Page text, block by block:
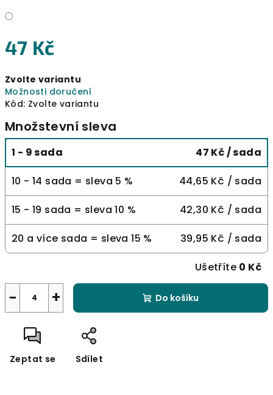
47 Kč
cena:
Zvolte variantu
Možnosti doručení
Kód: Zvolte variantu
Množstevní sleva
1 - 9 sada 47 Kč/ sada
10 - 14 sada = sleva 5 % 44,65 Kč / sada
15 - 19 sada = sleva 10 % 42,30 Kč / sada
20 a více sada = sleva 15 % 39,95 Kč / sada
Ušetříte 0 Kč
+
− Do košíku
Zeptat se Sdílet